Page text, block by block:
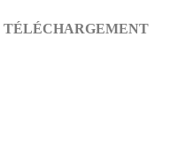
TÉLÉCHARGEMENT